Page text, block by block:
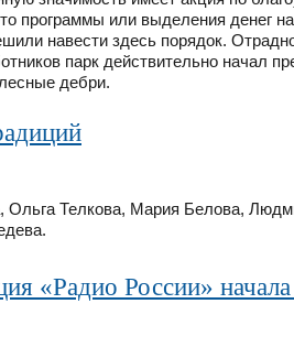
программы или выделения денег на
навести здесь порядок.
парк действительно начал
дебри.
Ольга Телкова, Мария Белова,
«Радио России»